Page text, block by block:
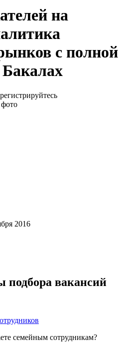
на
с полной
2016
вакансий
семейным сотрудникам?